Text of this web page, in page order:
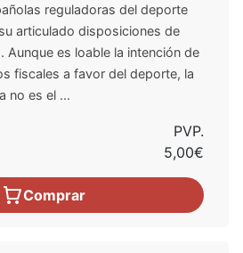
reguladoras del deporte
articulado disposiciones de
Aunque es loable la intención de
fiscales a favor del deporte, la
no es el ...
PVP.
5,00€
Comprar